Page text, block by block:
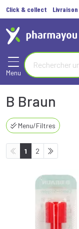
Click & collect Livraison
Menu
B Braun
Menu/Filtres
1 2